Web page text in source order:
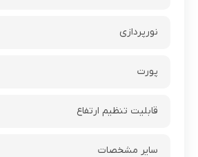
نورپردازی
پورت
قابلیت تنظیم ارتفاع
سایر مشخصات